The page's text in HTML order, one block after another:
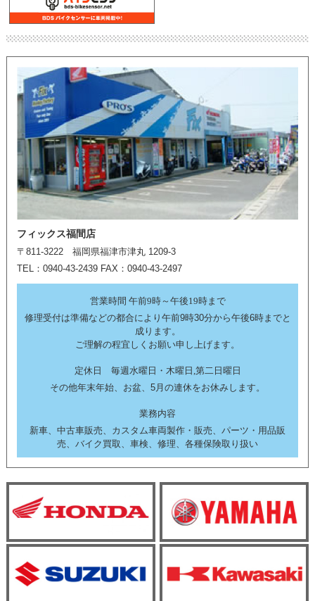
フィックス福間店
〒811-3222 福岡県福津市津丸 1209-3
TEL：0940-43-2439 FAX：0940-43-2497
営業時間 午前9時～午後19時まで
修理受付は準備などの都合により午前9時30分から午後6時までと
成ります。
ご理解の程宜しくお願い申し上げます。
定休日 毎週水曜日・木曜日,第二日曜日
その他年末年始、お盆、5月の連休をお休みします。
業務内容
新車、中古車販売、カスタム車両製作・販売、パーツ・用品販
売、バイク買取、車検、修理、各種保険取り扱い